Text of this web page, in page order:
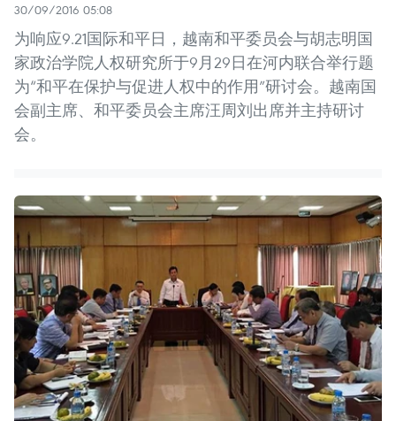
30/09/2016 05:08
为响应9.21国际和平日，越南和平委员会与胡志明国
家政治学院人权研究所于9月29日在河内联合举行题
为“和平在保护与促进人权中的作用”研讨会。越南国
会副主席、和平委员会主席汪周刘出席并主持研讨
会。